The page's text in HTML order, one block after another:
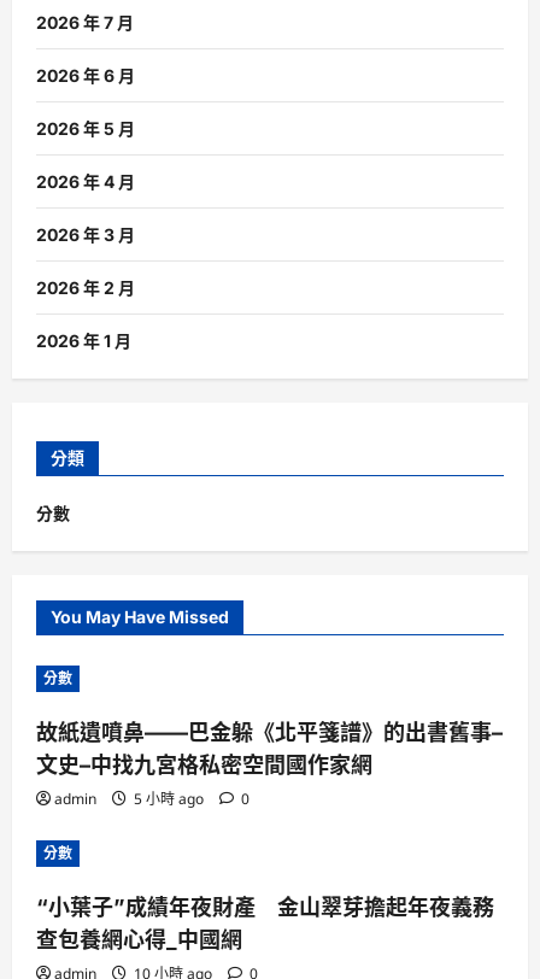
2026 年 7 月
2026 年 6 月
2026 年 5 月
2026 年 4 月
2026 年 3 月
2026 年 2 月
2026 年 1 月
分類
分數
You May Have Missed
分數
故紙遺噴鼻——巴金躲《北平箋譜》的出書舊事–
文史–中找九宮格私密空間國作家網
admin 5 小時 ago 0
分數
“小葉子”成績年夜財產 金山翠芽擔起年夜義務
查包養網心得_中國網
admin 10 小時 ago 0